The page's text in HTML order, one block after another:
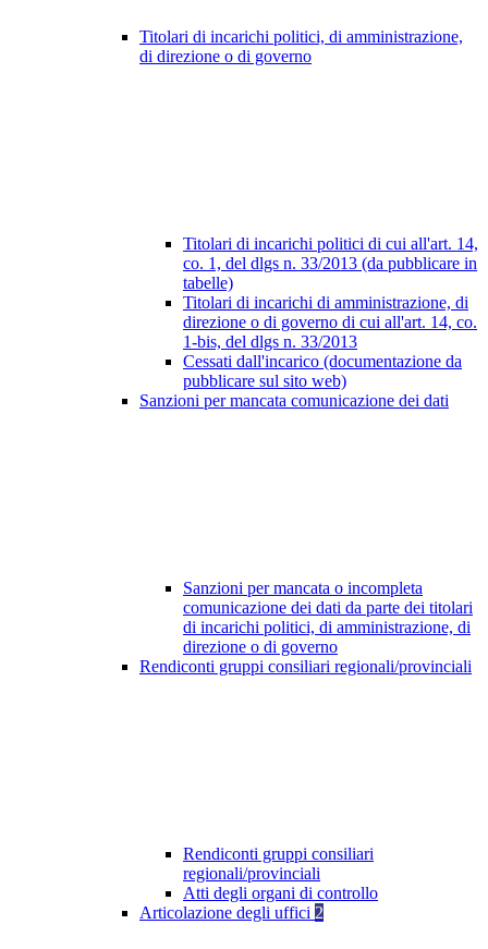
Titolari di incarichi politici, di amministrazione,
di direzione o di governo
Titolari di incarichi politici di cui all'art. 14,
co. 1, del dlgs n. 33/2013 (da pubblicare in
tabelle)
Titolari di incarichi di amministrazione, di
direzione o di governo di cui all'art. 14, co.
1-bis, del dlgs n. 33/2013
Cessati dall'incarico (documentazione da
pubblicare sul sito web)
Sanzioni per mancata comunicazione dei dati
Sanzioni per mancata o incompleta
comunicazione dei dati da parte dei titolari
di incarichi politici, di amministrazione, di
direzione o di governo
Rendiconti gruppi consiliari regionali/provinciali
Rendiconti gruppi consiliari
regionali/provinciali
Atti degli organi di controllo
Articolazione degli uffici 2